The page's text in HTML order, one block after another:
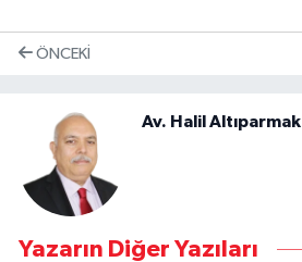
ÖNCEKI
Av. Halil Altıparmak
Yazarın Diğer Yazıları